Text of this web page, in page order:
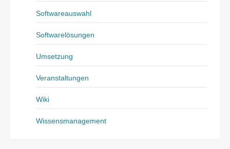
Softwareauswahl
Softwarelösungen
Umsetzung
Veranstaltungen
Wiki
Wissensmanagement